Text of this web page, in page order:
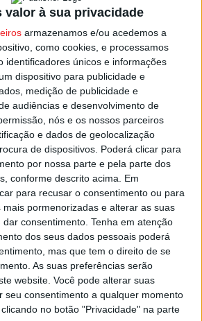
valor à sua privacidade
armazenamos e/ou acedemos a
como cookies, e processamos
identificadores únicos e informações
dispositivo para publicidade e
medição de publicidade e
audiências e desenvolvimento de
nós e os nossos parceiros
e dados de geolocalização
de dispositivos. Poderá clicar para
por nossa parte e pela parte dos
conforme descrito acima. Em
para recusar o consentimento ou para
pormenorizadas e alterar as suas
consentimento. Tenha em atenção
dos seus dados pessoais poderá
mas que tem o direito de se
As suas preferências serão
website. Você pode alterar suas
seu consentimento a qualquer momento
no botão "Privacidade" na parte
Efanor), 02.19,98.
de Viseu), 02.22,05.
de natação de juvenis,
em piscina longa prolongam-se até
de Piscinas Municipais de
para ouvir na Estação Diária – 96.8
.
Pub
Joana Cardeal Natação Viseu